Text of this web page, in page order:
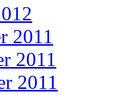
2011
2011
2011